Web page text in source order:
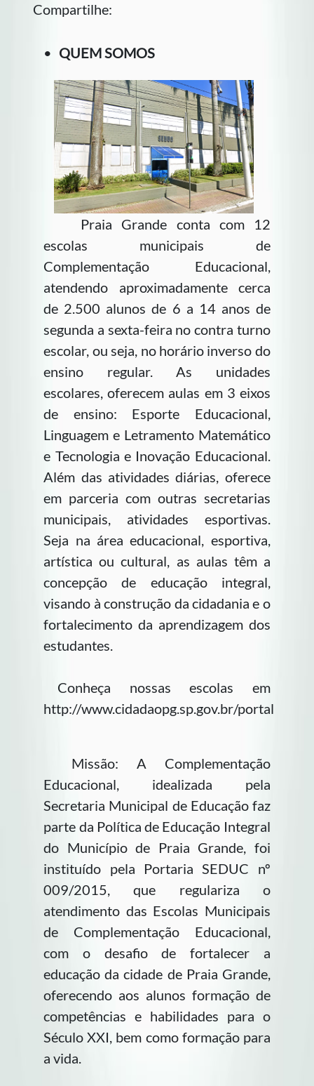
Compartilhe:
• QUEM SOMOS
Praia Grande conta com 12
escolas municipais de
Complementação Educacional,
atendendo aproximadamente cerca
de 2.500 alunos de 6 a 14 anos de
segunda a sexta-feira no contra turno
escolar, ou seja, no horário inverso do
ensino regular. As unidades
escolares, oferecem aulas em 3 eixos
de ensino: Esporte Educacional,
Linguagem e Letramento Matemático
e Tecnologia e Inovação Educacional.
Além das atividades diárias, oferece
em parceria com outras secretarias
municipais, atividades esportivas.
Seja na área educacional, esportiva,
artística ou cultural, as aulas têm a
concepção de educação integral,
visando à construção da cidadania e o
fortalecimento da aprendizagem dos
estudantes.
Conheça nossas escolas em
http://www.cidadaopg.sp.gov.br/portal
Missão: A Complementação
Educacional, idealizada pela
Secretaria Municipal de Educação faz
parte da Política de Educação Integral
do Município de Praia Grande, foi
instituído pela Portaria SEDUC nº
009/2015, que regulariza o
atendimento das Escolas Municipais
de Complementação Educacional,
com o desafio de fortalecer a
educação da cidade de Praia Grande,
oferecendo aos alunos formação de
competências e habilidades para o
Século XXI, bem como formação para
a vida.